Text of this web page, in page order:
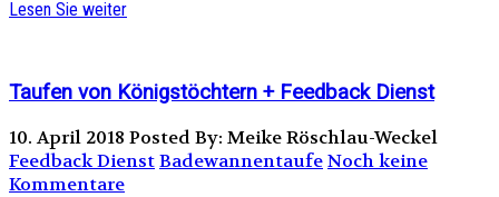
Lesen Sie weiter
Taufen von Königstöchtern + Feedback Dienst
10. April 2018 Posted By: Meike Röschlau-Weckel
Feedback DienstBadewannentaufeNoch keine
Kommentare